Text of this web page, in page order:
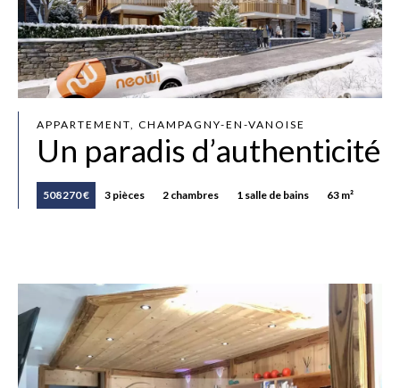
APPARTEMENT, CHAMPAGNY-EN-VANOISE
Un paradis d’authenticité
508 270 € 3 pièces 2 chambres 1 salle de bains 63 m²